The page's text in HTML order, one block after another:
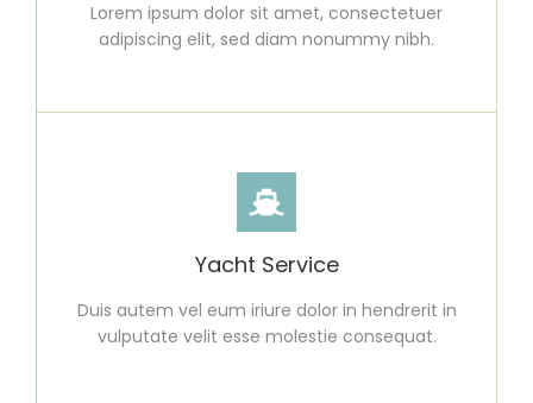
Lorem ipsum dolor sit amet, consectetuer
adipiscing elit, sed diam nonummy nibh.
Yacht Service
Duis autem vel eum iriure dolor in hendrerit in
vulputate velit esse molestie consequat.